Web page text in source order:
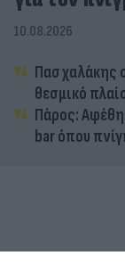
10.08.2026
Πασχαλάκης
θεσμικό
Πάρος:
bar όπου